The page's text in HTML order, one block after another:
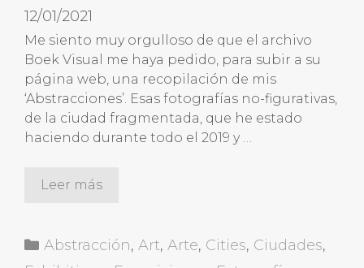
12/01/2021
Me siento muy orgulloso de que el archivo
Boek Visual me haya pedido, para subir a su
página web, una recopilación de mis
‘Abstracciones’. Esas fotografías no-figurativas,
de la ciudad fragmentada, que he estado
haciendo durante todo el 2019 y …
Leer más
Categorías
Abstracción,Art,Arte, Cities, Ciudades,